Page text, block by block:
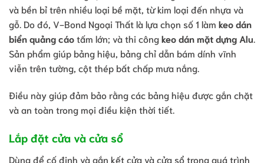
và bền bỉ trên nhiều loại bề mặt, từ kim loại đến nhựa và
gỗ. Do đó, V-Bond Ngoại Thất là lựa chọn số 1 làm keo dán
biển quảng cáotấm lớn; và thi côngkeo dán mặt dựng Alu
Sản phẩm giúp bảng hiệu, bảng chỉ dẫn bám dính vĩnh
viễn trên tường, cột thép bất chấp mưa nắng.
Điều này giúp đảm bảo rằng các bảng hiệu được gắn chặt
và an toàn trong mọi điều kiện thời tiết.
Lắp đặt cửa và cửa sổ
Dùng để cố định và gắn kết cửa và cửa sổ trong quá trình